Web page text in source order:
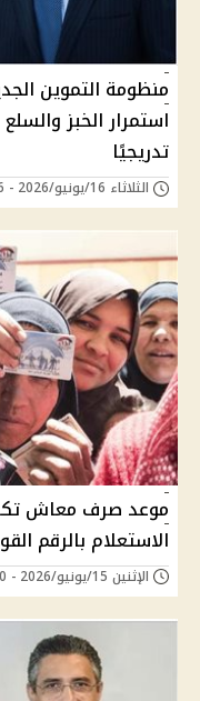
منظومة التموين
استمرار الخبز
تدريجيًا
الثلاثاء 16/يونيو/2026 - 03:56 م
الاستعلام بالرقم
الإثنين 15/يونيو/2026 - 08:00 ص